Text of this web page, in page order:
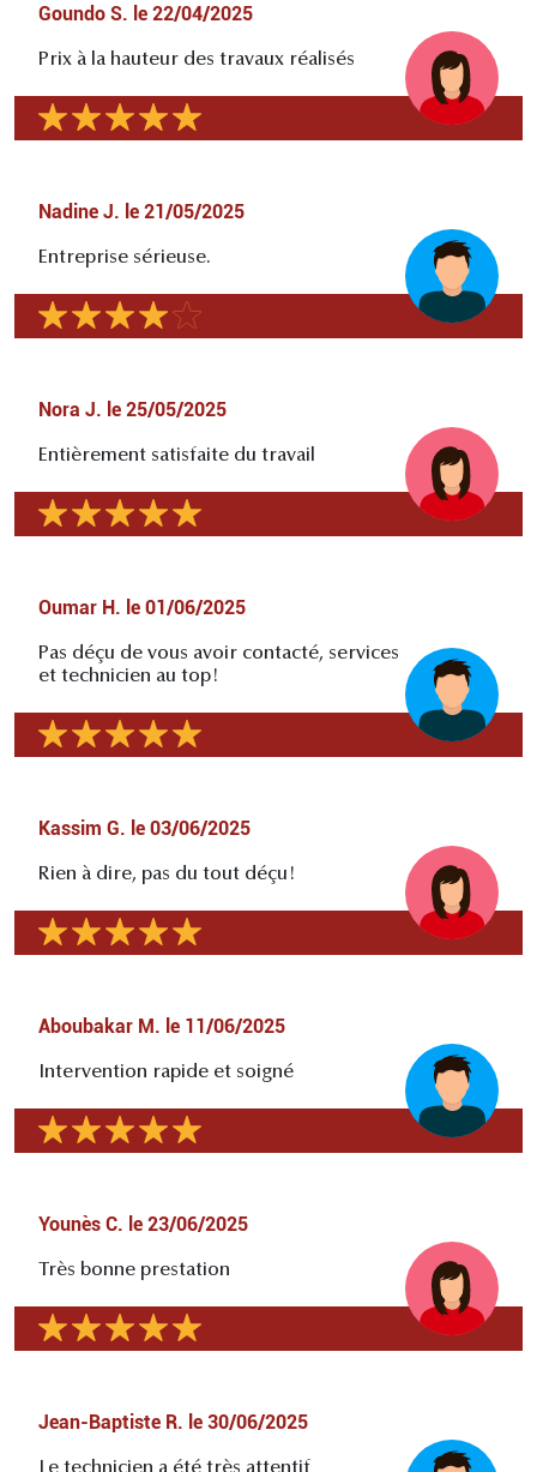
Goundo S. le 22/04/2025
Prix à la hauteur des travaux réalisés
Nadine J. le 21/05/2025
Entreprise sérieuse.
Nora J. le 25/05/2025
Entièrement satisfaite du travail
Oumar H. le 01/06/2025
Pas déçu de vous avoir contacté, services
et technicien au top!
Kassim G. le 03/06/2025
Rien à dire, pas du tout déçu!
Aboubakar M. le 11/06/2025
Intervention rapide et soigné
Younès C. le 23/06/2025
Très bonne prestation
Jean-Baptiste R. le 30/06/2025
Le technicien a été très attentif